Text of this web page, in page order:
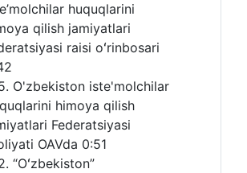
huquqlarini
qilish jamiyatlari
raisi oʻrinbosari
O'zbekiston iste'molchilar
himoya qilish
Federatsiyasi
OAVda 0:51
“Oʻzbekiston”